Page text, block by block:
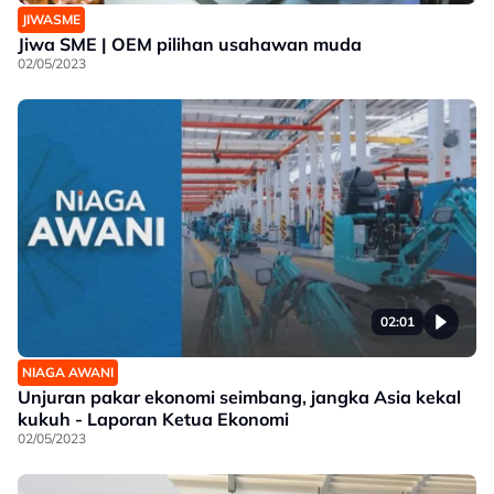
JIWASME
Jiwa SME | OEM pilihan usahawan muda
02/05/2023
02:01
NIAGA AWANI
Unjuran pakar ekonomi seimbang, jangka Asia kekal
kukuh - Laporan Ketua Ekonomi
02/05/2023